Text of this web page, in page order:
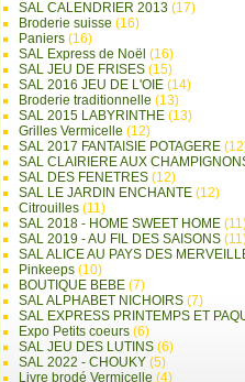
SAL CALENDRIER 2013 (17)
Broderie suisse (16)
Paniers (16)
SAL Express de Noël (16)
SAL JEU DE FRISES (15)
SAL 2016 JEU DE L'OIE (14)
Broderie traditionnelle (13)
SAL 2015 LABYRINTHE (13)
Grilles Vermicelle (12)
SAL 2017 FANTAISIE POTAGERE
SAL CLAIRIERE AUX
SAL DES FENETRES (12)
SAL LE JARDIN ENCHANTE (12)
Citrouilles (11)
SAL 2018 - HOME SWEET HOME
SAL 2019 - AU FIL DES SAISONS
SAL ALICE AU PAYS DES
Pinkeeps (10)
BOUTIQUE BEBE (7)
SAL ALPHABET NICHOIRS (7)
SAL EXPRESS PRINTEMPS ET
Expo Petits coeurs (6)
SAL JEU DES LUTINS (6)
SAL 2022 - CHOUKY (5)
Livre brodé Vermicelle (4)